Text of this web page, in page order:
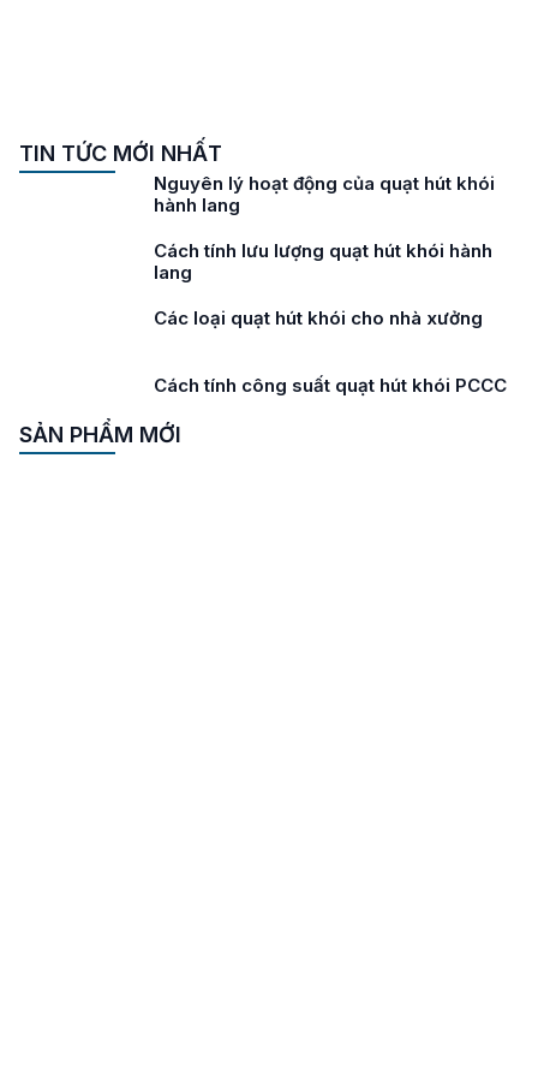
TIN TỨC MỚI NHẤT
Nguyên lý hoạt động của quạt hút khói
hành lang
Cách tính lưu lượng quạt hút khói hành
lang
Các loại quạt hút khói cho nhà xưởng
Cách tính công suất quạt hút khói PCCC
SẢN PHẨM MỚI